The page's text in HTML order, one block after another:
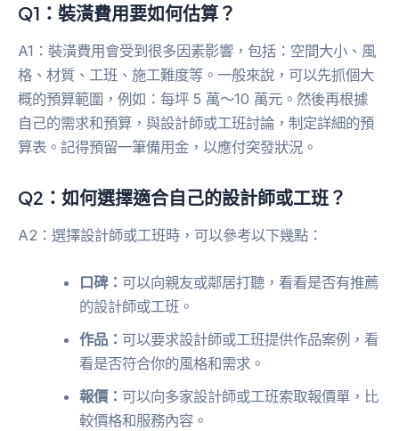
Q1：裝潢費用要如何估算？
A1：裝潢費用會受到很多因素影響，包括：空間大小、風
格、材質、工班、施工難度等。一般來說，可以先抓個大
概的預算範圍，例如：每坪 5 萬～10 萬元。然後再根據
自己的需求和預算，與設計師或工班討論，制定詳細的預
算表。記得預留一筆備用金，以應付突發狀況。
Q2：如何選擇適合自己的設計師或工班？
A2：選擇設計師或工班時，可以參考以下幾點：
口碑： 可以向親友或鄰居打聽，看看是否有推薦
的設計師或工班。
作品： 可以要求設計師或工班提供作品案例，看
看是否符合你的風格和需求。
報價： 可以向多家設計師或工班索取報價單，比
較價格和服務內容。